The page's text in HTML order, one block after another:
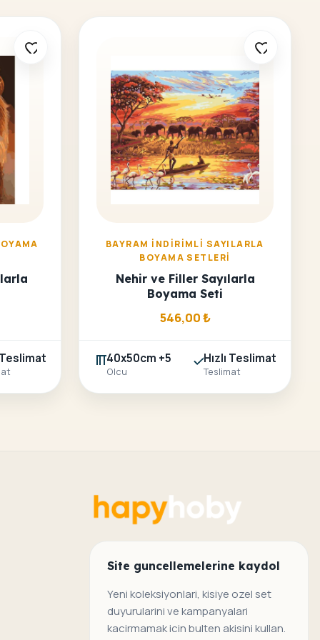
Teslimat
BAYRAM İNDIRIMLI SAYILARLA
BOYAMA SETLERI
Nehir ve Filler Sayılarla
Boyama Seti
546,00₺
40x50cm +5
Olcu
Hızlı Teslimat
Teslimat
Site guncellemelerine kaydol
Yeni koleksiyonlari, kisiye ozel set
duyurularini ve kampanyalari
kacirmamak icin bulten akisini kullan.